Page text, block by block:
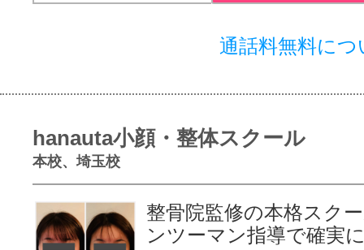
通話料無料につ
hanauta小顔・整体スクール
本校、埼玉校
整骨院監修の本格スク
ンツーマン指導で確実